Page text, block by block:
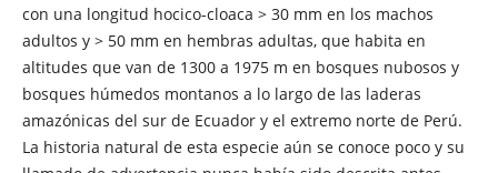
con una longitud hocico-cloaca > 30 mm en los machos
adultos y > 50 mm en hembras adultas, que habita en
altitudes que van de 1300 a 1975 m en bosques nubosos y
bosques húmedos montanos a lo largo de las laderas
amazónicas del sur de Ecuador y el extremo norte de Perú.
La historia natural de esta especie aún se conoce poco y su